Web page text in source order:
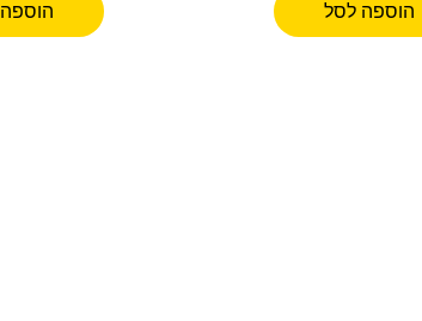
הוספה לסל